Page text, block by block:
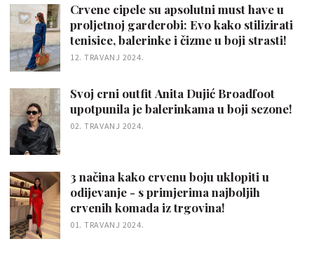
Crvene cipele su apsolutni must have u
proljetnoj garderobi: Evo kako stilizirati
tenisice, balerinke i čizme u boji strasti!
12. TRAVANJ 2024.
Svoj crni outfit Anita Dujić Broadfoot
upotpunila je balerinkama u boji sezone!
02. TRAVANJ 2024.
3 načina kako crvenu boju uklopiti u
odijevanje - s primjerima najboljih
crvenih komada iz trgovina!
01. TRAVANJ 2024.